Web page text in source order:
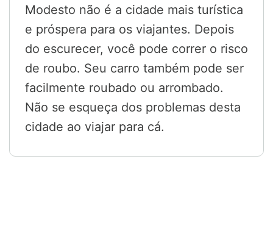
Modesto não é a cidade mais turística
e próspera para os viajantes. Depois
do escurecer, você pode correr o risco
de roubo. Seu carro também pode ser
facilmente roubado ou arrombado.
Não se esqueça dos problemas desta
cidade ao viajar para cá.